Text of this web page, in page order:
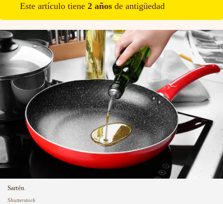
Este artículo tiene 2 años de antigüedad
Sartén.
Shutterstock